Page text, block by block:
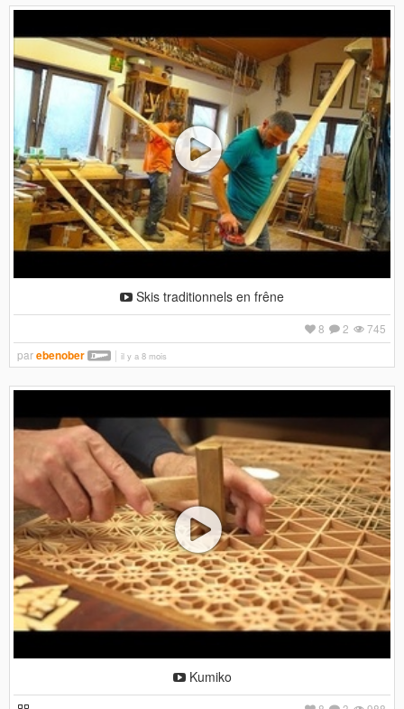
Skis traditionnels en frêne
745
2
8
parebenober il y a 8 mois
Kumiko